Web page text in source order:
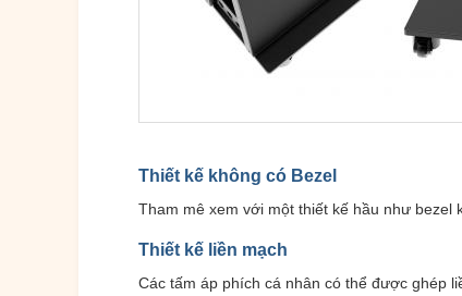
Thiết kế không có Bezel
Tham mê xem với một thiết kế hầu như bezel
Thiết kế liền mạch
Các tấm áp phích cá nhân có thể được ghép